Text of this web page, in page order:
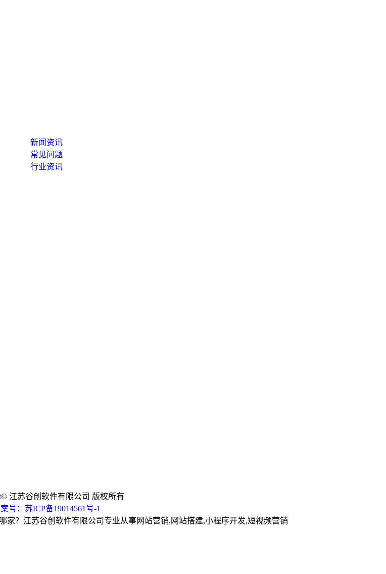
新闻资讯
常见问题
行业资讯
江苏谷创软件有限公司 版权所有
号： 苏ICP备19014561号-1
家？江苏谷创软件有限公司专业从事网站营销,网站搭建,小程序开发,短视频营销